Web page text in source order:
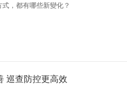
，都有哪些新變化？
巡查防控更高效